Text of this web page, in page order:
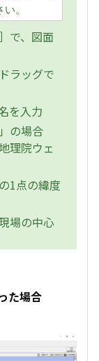
。
で、図面
ラッグで
を入力
の場合
理院ウェ
1点の緯度
場の中心
た場合